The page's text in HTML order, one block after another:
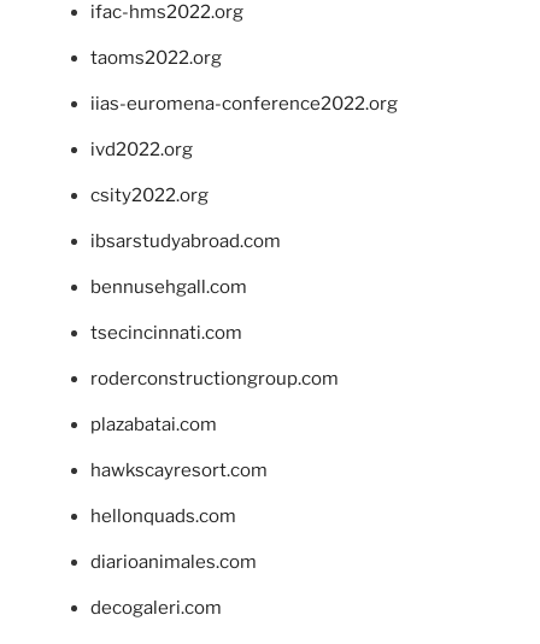
ifac-hms2022.org
taoms2022.org
iias-euromena-conference2022.org
ivd2022.org
csity2022.org
ibsarstudyabroad.com
bennusehgall.com
tsecincinnati.com
roderconstructiongroup.com
plazabatai.com
hawkscayresort.com
hellonquads.com
diarioanimales.com
decogaleri.com